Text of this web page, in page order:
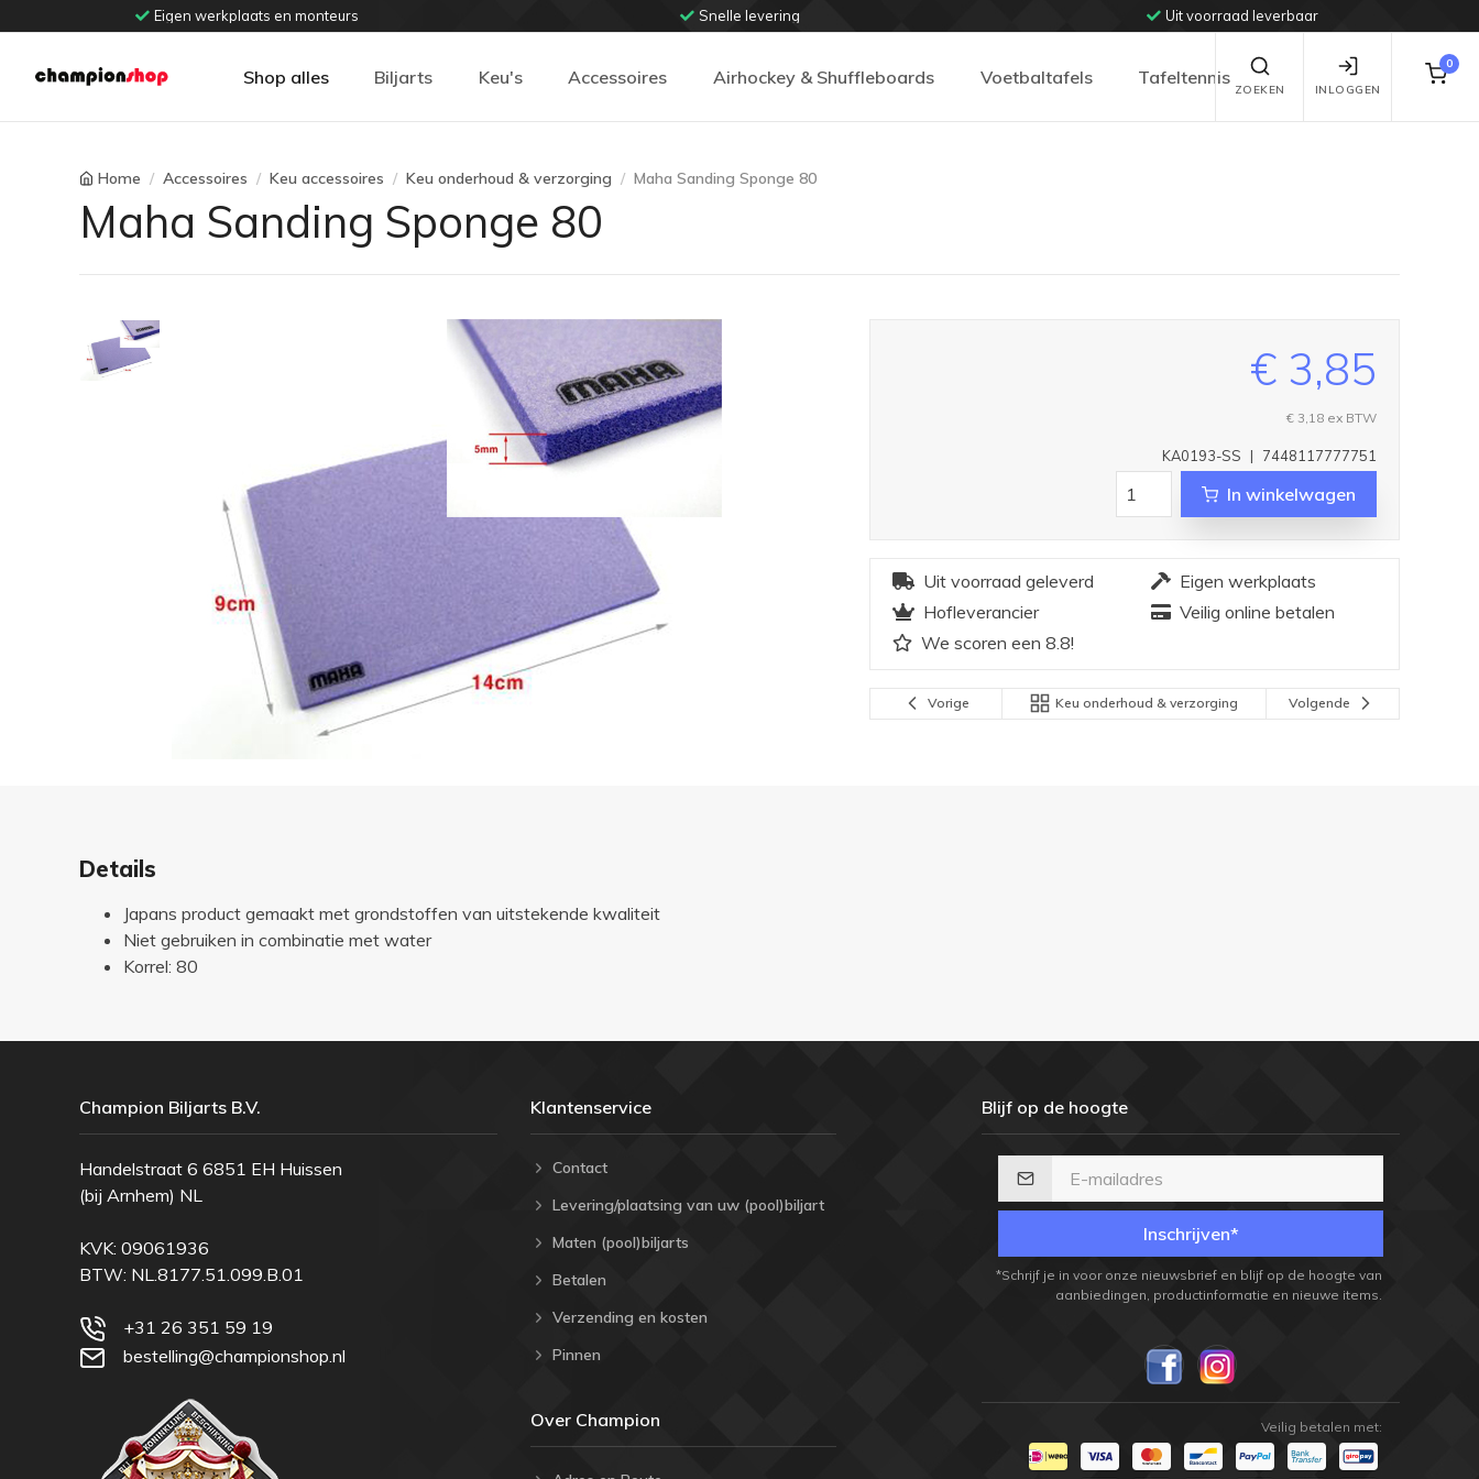
Eigen werkplaats en monteurs Snelle levering Uit voorraad leverbaar
Shop alles Biljarts Keu's Accessoires Airhockey & Shuffleboards Voetbaltafels Tafeltennis
ZOEKEN INLOGGEN
0
Home Accessoires Keu accessoires Keu onderhoud & verzorging Maha Sanding Sponge 80
Maha Sanding Sponge 80
€ 3,85
€ 3,18 ex BTW
7448117777751
|
KA0193-SS
In winkelwagen
Uit voorraad geleverd
Eigen werkplaats
Hofleverancier
Veilig online betalen
We scoren een 8.8!
Vorige Keu onderhoud & verzorging Volgende
Details
Japans product gemaakt met grondstoffen van uitstekende kwaliteit
Niet gebruiken in combinatie met water
Korrel: 80
Champion Biljarts B.V.
Handelstraat 6 6851 EH Huissen
(bij Arnhem) NL
KVK: 09061936
BTW: NL.8177.51.099.B.01
+31 26 351 59 19
bestelling@championshop.nl
Klantenservice
Contact
Levering/plaatsing van uw (pool)biljart
Maten (pool)biljarts
Betalen
Verzending en kosten
Pinnen
Over Champion
Blijf op de hoogte
Inschrijven*
*Schrijf je in voor onze nieuwsbrief en blijf op de hoogte van
aanbiedingen, productinformatie en nieuwe items.
Veilig betalen met: